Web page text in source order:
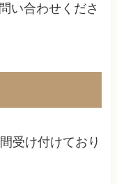
い合わせくださ
受け付けており